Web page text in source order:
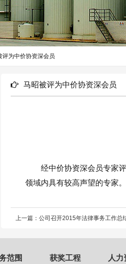
评为中价协资深会员
马昭被评为中价协资深会员
经中价协资深会员专家
领域内具有较高声望的专家。
上一篇：公司召开2015年法律事务工作总
范围 获奖工程 人力